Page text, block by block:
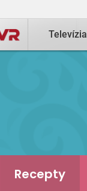
Televízia
Recepty